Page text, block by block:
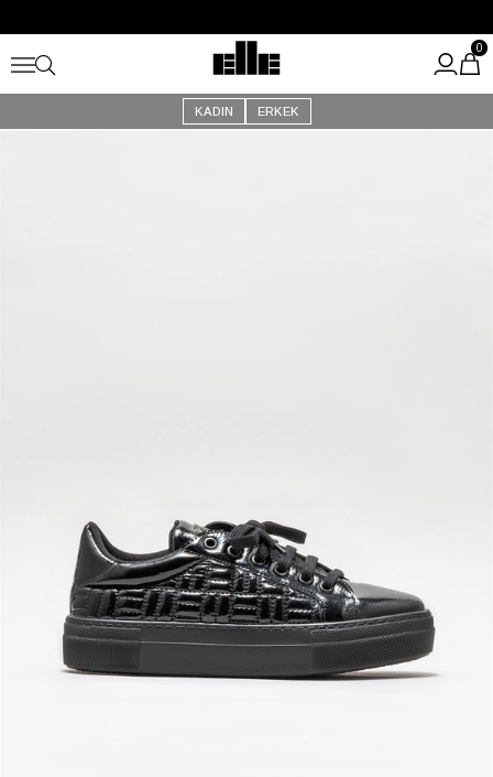
Kargo Ücretsiz!
KADIN ERKEK
0